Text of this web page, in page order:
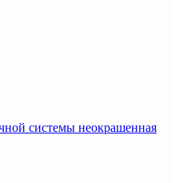
системы неокрашенная